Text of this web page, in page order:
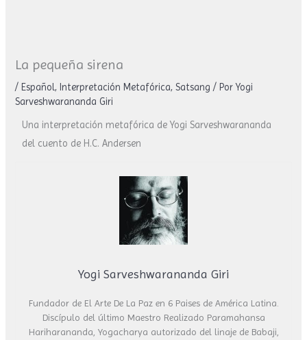
La pequeña sirena
/ Español, Interpretación Metafórica,Satsang / PorYogi
Sarveshwarananda Giri
Una interpretación metafórica de Yogi Sarveshwarananda
del cuento de H.C. Andersen
Yogi Sarveshwarananda Giri
Fundador de El Arte De La Paz en 6 Paises de América Latina.
Discípulo del último Maestro Realizado Paramahansa
Hariharananda, Yogacharya autorizado del linaje de Babaji,